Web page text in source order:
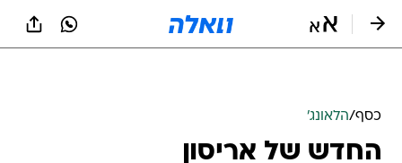
כסף/הלאונג'
החדש של אריסון